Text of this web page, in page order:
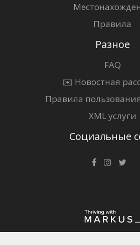
Правила
Разное
FAQ
✉️ Новостная
Правила
XML услуги
Социальные